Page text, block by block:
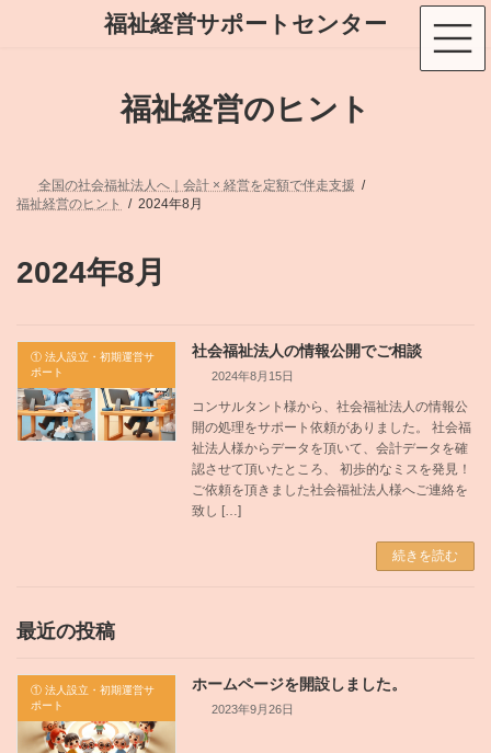
福祉経営サポートセンター
福祉経営のヒント
全国の社会福祉法人へ｜会計 × 経営を定額で伴走支援
福祉経営のヒント
2024年8月
2024年8月
① 法人設立・初期運営サ
ポート
社会福祉法人の情報公開でご相談
2024年8月15日
コンサルタント様から、社会福祉法人の情報公
開の処理をサポート依頼がありました。 社会福
祉法人様からデータを頂いて、会計データを確
認させて頂いたところ、 初歩的なミスを発見！
ご依頼を頂きました社会福祉法人様へご連絡を
致し […]
続きを読む
最近の投稿
① 法人設立・初期運営サ
ポート
ホームページを開設しました。
2023年9月26日